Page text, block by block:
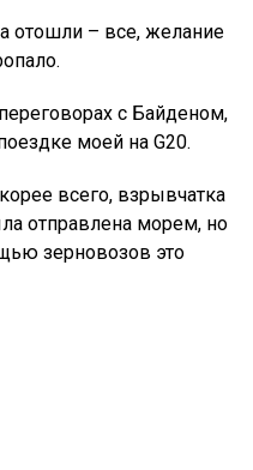
отошли – все, желание
с Байденом,
моей на G20.
всего, взрывчатка
отправлена морем, но
зерновозов это